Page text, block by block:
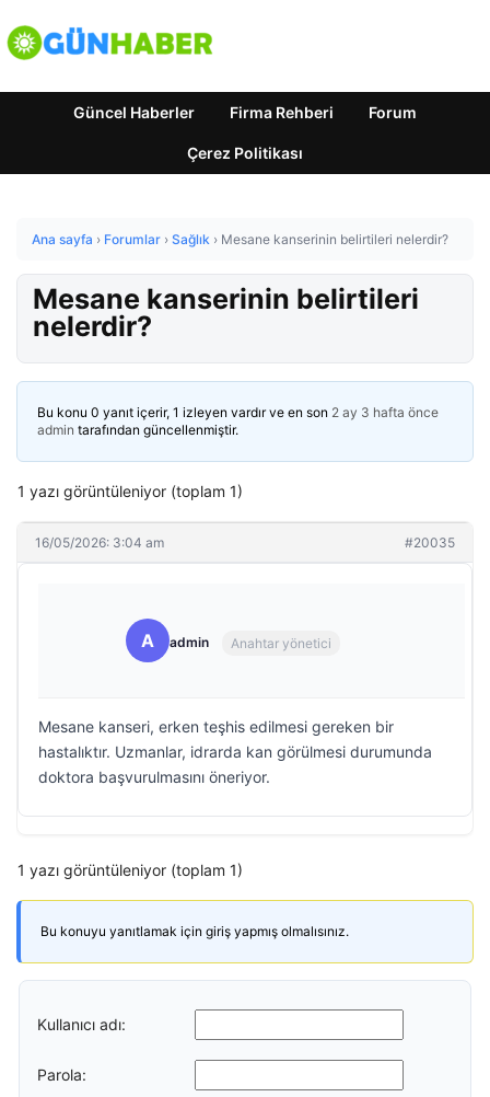
Güncel Haberler Firma Rehberi Forum
Çerez Politikası
Ana sayfa › Forumlar › Sağlık › Mesane kanserinin belirtileri nelerdir?
Mesane kanserinin belirtileri
nelerdir?
Bu konu 0 yanıt içerir, 1 izleyen vardır ve en son 2 ay 3 hafta önce
admin tarafından güncellenmiştir.
1 yazı görüntüleniyor (toplam 1)
16/05/2026: 3:04 am #20035
A admin Anahtar yönetici
Mesane kanseri, erken teşhis edilmesi gereken bir
hastalıktır. Uzmanlar, idrarda kan görülmesi durumunda
doktora başvurulmasını öneriyor.
1 yazı görüntüleniyor (toplam 1)
Bu konuyu yanıtlamak için giriş yapmış olmalısınız.
Kullanıcı adı:
Parola: